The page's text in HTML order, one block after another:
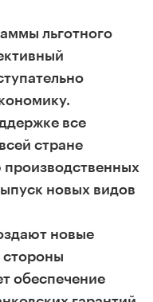
льготного
все
стране
новых видов
новые
стороны
обеспечение